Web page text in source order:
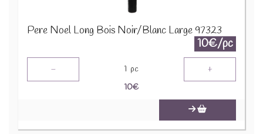
Pere Noel Long Bois Noir/Blanc Large 97323
10€/pc
- 1 pc +
10€